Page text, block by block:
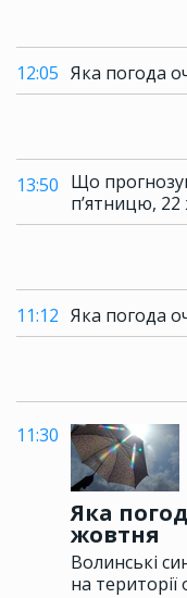
12:05 Яка погода
13:50 Що
п’ятницю,
11:12 Яка погода
11:30
Яка
жовтня
Волинські
на території